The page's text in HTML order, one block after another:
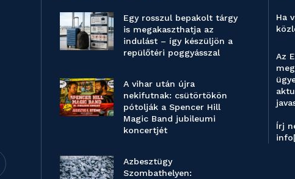
Egy rosszul bepakolt tárgy
is megakaszthatja az
indulást – így készüljön a
repülőtéri poggyásszal
A vihar után újra
nekifutnak: csütörtökön
pótolják a Spencer Hill
Magic Band jubileumi
koncertjét
Azbesztügy
Szombathelyen:
Ha
Az
Írj